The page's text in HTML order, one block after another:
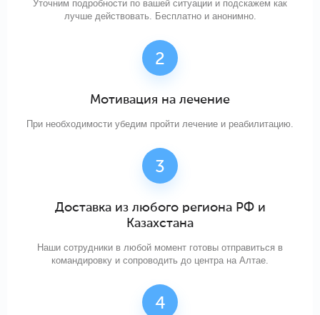
Уточним подробности по вашей ситуации и подскажем как
лучше действовать. Бесплатно и анонимно.
Мотивация на лечение
При необходимости убедим пройти лечение и реабилитацию.
Доставка из любого региона РФ и
Казахстана
Наши сотрудники в любой момент готовы отправиться в
командировку и сопроводить до центра на Алтае.